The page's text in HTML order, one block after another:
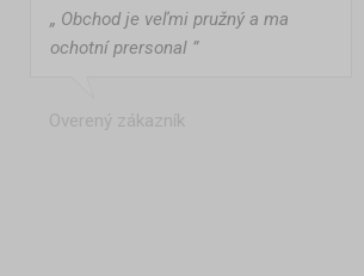
„ Obchod je veľmi pružný a ma
ochotní prersonal ”
Overený zákazník